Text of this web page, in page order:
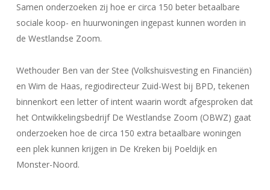
Samen onderzoeken zij hoe er circa 150 beter betaalbare
sociale koop- en huurwoningen ingepast kunnen worden in
de Westlandse Zoom.
Wethouder Ben van der Stee (Volkshuisvesting en Financiën)
en Wim de Haas, regiodirecteur Zuid-West bij BPD, tekenen
binnenkort een letter of intent waarin wordt afgesproken dat
het Ontwikkelingsbedrijf De Westlandse Zoom (OBWZ) gaat
onderzoeken hoe de circa 150 extra betaalbare woningen
een plek kunnen krijgen in De Kreken bij Poeldijk en
Monster-Noord.